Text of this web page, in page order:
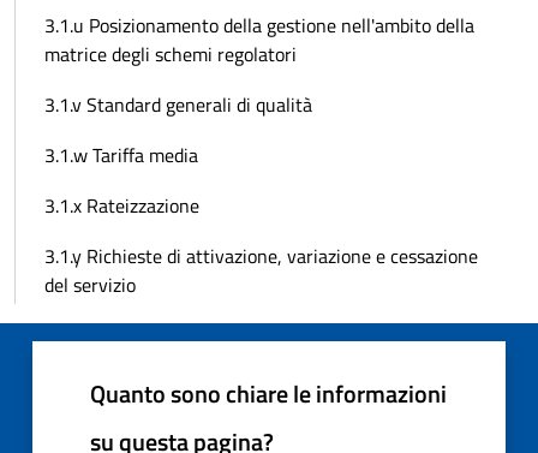
3.1.u Posizionamento della gestione nell'ambito della
matrice degli schemi regolatori
3.1.v Standard generali di qualità
3.1.w Tariffa media
3.1.x Rateizzazione
3.1.y Richieste di attivazione, variazione e cessazione
del servizio
Quanto sono chiare le informazioni
su questa pagina?